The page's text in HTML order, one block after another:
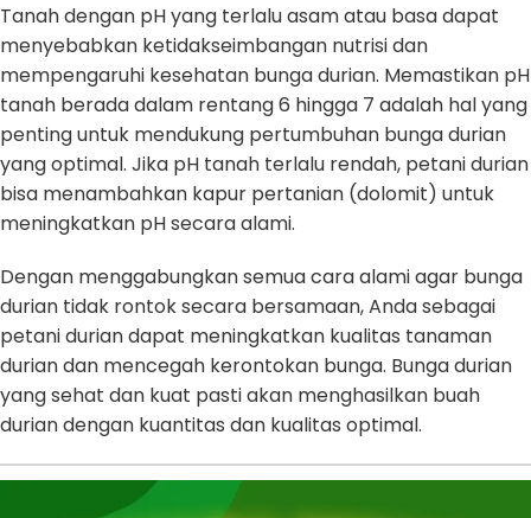
Tanah dengan pH yang terlalu asam atau basa dapat
menyebabkan ketidakseimbangan nutrisi dan
mempengaruhi kesehatan bunga durian. Memastikan pH
tanah berada dalam rentang 6 hingga 7 adalah hal yang
penting untuk mendukung pertumbuhan bunga durian
yang optimal. Jika pH tanah terlalu rendah, petani durian
bisa menambahkan kapur pertanian (dolomit) untuk
meningkatkan pH secara alami.
Dengan menggabungkan semua cara alami agar bunga
durian tidak rontok secara bersamaan, Anda sebagai
petani durian dapat meningkatkan kualitas tanaman
durian dan mencegah kerontokan bunga. Bunga durian
yang sehat dan kuat pasti akan menghasilkan buah
durian dengan kuantitas dan kualitas optimal.